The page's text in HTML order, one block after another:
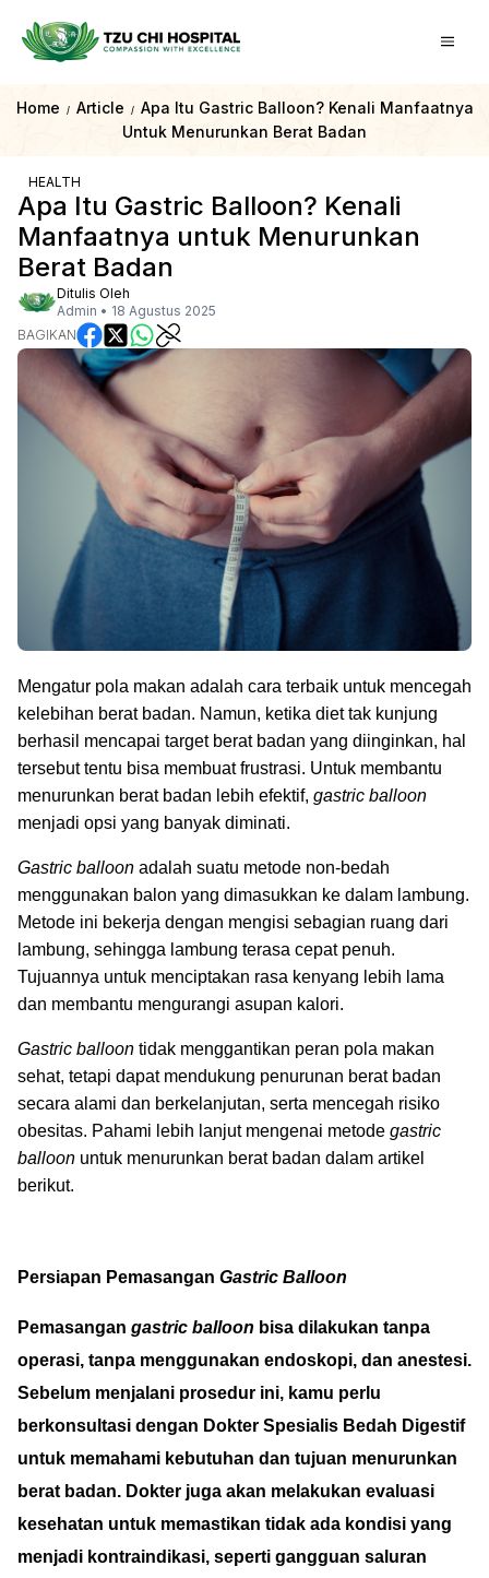
Home / Article / Apa Itu Gastric Balloon? Kenali Manfaatnya
Untuk Menurunkan Berat Badan
HEALTH
Apa Itu Gastric Balloon? Kenali
Manfaatnya untuk Menurunkan
Berat Badan
Ditulis Oleh
Admin • 18 Agustus 2025
BAGIKAN
Mengatur pola makan adalah cara terbaik untuk mencegah
kelebihan berat badan. Namun, ketika diet tak kunjung
berhasil mencapai target berat badan yang diinginkan, hal
tersebut tentu bisa membuat frustrasi. Untuk membantu
menurunkan berat badan lebih efektif, gastric balloon
menjadi opsi yang banyak diminati.
Gastric balloon adalah suatu metode non-bedah
menggunakan balon yang dimasukkan ke dalam lambung.
Metode ini bekerja dengan mengisi sebagian ruang dari
lambung, sehingga lambung terasa cepat penuh.
Tujuannya untuk menciptakan rasa kenyang lebih lama
dan membantu mengurangi asupan kalori.
Gastric balloon tidak menggantikan peran pola makan
sehat, tetapi dapat mendukung penurunan berat badan
secara alami dan berkelanjutan, serta mencegah risiko
obesitas. Pahami lebih lanjut mengenai metode gastric
balloon untuk menurunkan berat badan dalam artikel
berikut.
Persiapan Pemasangan Gastric Balloon
Pemasangan gastric balloon bisa dilakukan tanpa
operasi, tanpa menggunakan endoskopi, dan anestesi.
Sebelum menjalani prosedur ini, kamu perlu
berkonsultasi dengan Dokter Spesialis Bedah Digestif
untuk memahami kebutuhan dan tujuan menurunkan
berat badan. Dokter juga akan melakukan evaluasi
kesehatan untuk memastikan tidak ada kondisi yang
menjadi kontraindikasi, seperti gangguan saluran